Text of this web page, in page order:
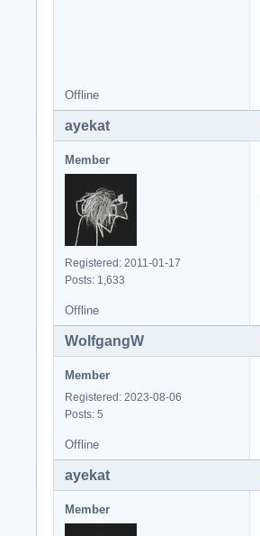
Offline
ayekat
Member
Registered: 2011-01-17
Posts: 1,633
Offline
WolfgangW
Member
Registered: 2023-08-06
Posts: 5
Offline
ayekat
Member